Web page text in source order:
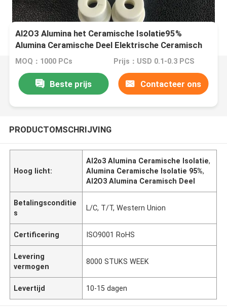
Al2O3 Alumina het Ceramische Isolatie95%
Alumina Ceramische Deel Elektrische Ceramisch
Verwarmen
MOQ：1000 PCs Prijs：USD 0.1-0.3 PCS
Beste prijs Contacteer ons
PRODUCTOMSCHRIJVING
Hoog licht:
Al2o3 Alumina Ceramische Isolatie,
Alumina Ceramische Isolatie 95%,
Al2O3 Alumina Ceramisch Deel
Betalingsconditie
s
L/C, T/T, Western Union
Certificering ISO9001 RoHS
Levering
vermogen
8000 STUKS WEEK
Levertijd 10-15 dagen